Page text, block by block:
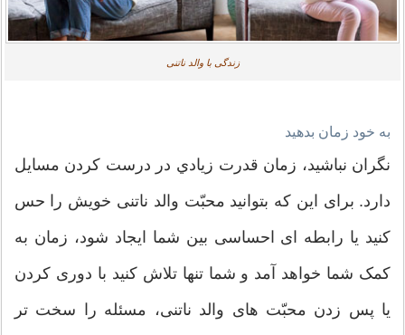
زندگی با والد ناتنی
به خود زمان بدهید
نگران نباشید، زمان قدرت زيادي در درست کردن مسایل
دارد. برای این که بتوانید محبّت والد ناتنی خویش را حس
کنید یا رابطه ای احساسی بین شما ایجاد شود، زمان به
کمک شما خواهد آمد و شما تنها تلاش کنید با دوری کردن
یا پس زدن محبّت های والد ناتنی، مسئله را سخت تر